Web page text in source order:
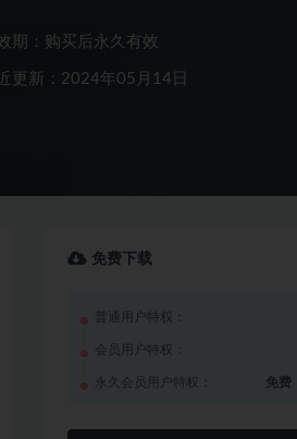
期：购买后永久有效
更新：2024年05月14日
免费下载
普通用户特权：
会员用户特权：
永久会员用户特权： 免费